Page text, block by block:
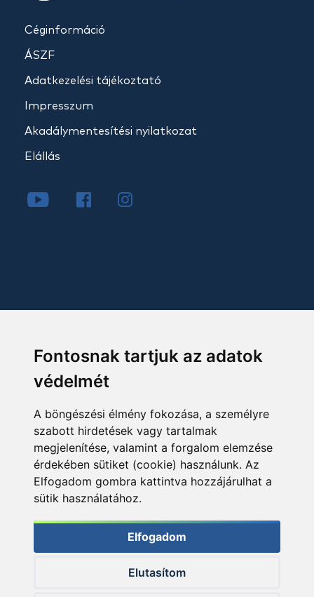
Fontosnak tartjuk az adatok
védelmét
A böngészési élmény fokozása, a személyre
szabott hirdetések vagy tartalmak
megjelenítése, valamint a forgalom elemzése
érdekében sütiket (cookie) használunk. Az
Elfogadom gombra kattintva hozzájárulhat a
sütik használatához.
Elfogadom
Elutasítom
Céginformáció
ÁSZF
Adatkezelési tájékoztató
Impresszum
Akadálymentesítési nyilatkozat
Elállás